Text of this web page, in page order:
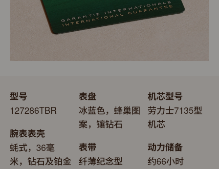
型号
127286TBR
腕表表壳
蚝式，36毫
米，钻石及铂金
表盘
冰蓝色，蜂巢图
案，镶钻石
表带
纤薄纪念型
机芯型号
劳力士7135型
机芯
动力储备
约66小时